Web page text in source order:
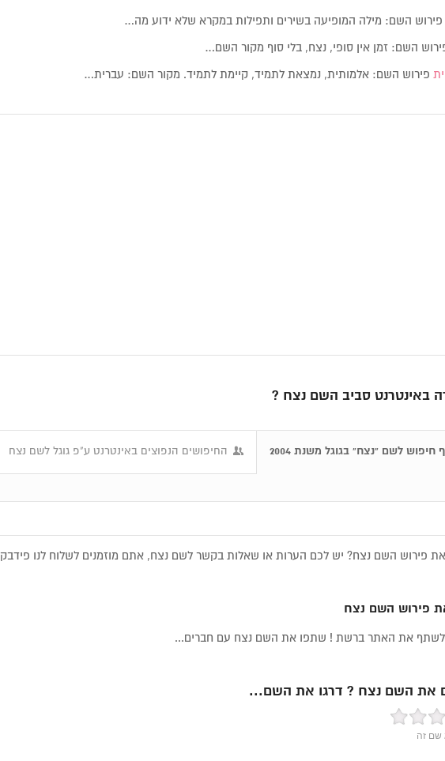
פירוש השם: מילה המופיעה בשירים ותפילות במקרא שלא ידוע מה…
השם: זמן אין סופי, נצח, בלי סוף מקור השם…
פירוש השם: אלמותית, נמצאת לתמיד, קיימת לתמיד. מקור השם: עברית…
באינטרנט סביב השם נצח ?
חיפוש לשם "נצח" בגוגל משנת 2004 החיפושים הנפוצים באינטרנט ע"פ גוגל לשם נצח
פירוש השם נצח? יש לכם הערות או שאלות בקשר לשם נצח, אתם מוזמנים לשלוח לנו פידבק
פירוש השם נצח
לשתף את האתר ברשת ! שתפו את השם נצח עם חברים...
את השם נצח ? דרגו את השם...
שם זה